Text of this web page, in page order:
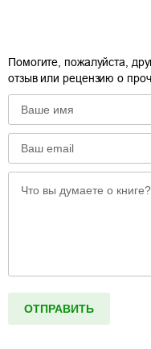
Помогите, пожалуйста,
отзыв или рецензию о